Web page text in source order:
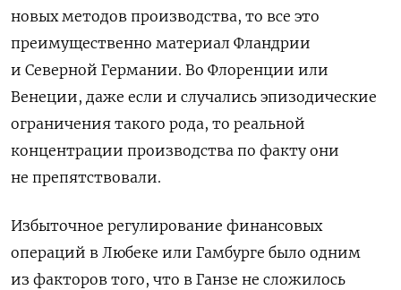
новых методов производства, то все это
преимущественно материал Фландрии
и Северной Германии. Во Флоренции или
Венеции, даже если и случались эпизодические
ограничения такого рода, то реальной
концентрации производства по факту они
не препятствовали.
Избыточное регулирование финансовых
операций в Любеке или Гамбурге было одним
из факторов того, что в Ганзе не сложилось